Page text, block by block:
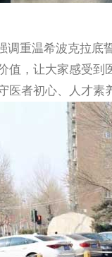
调重温希波克拉底
值，让大家感受
医者初心、人才素